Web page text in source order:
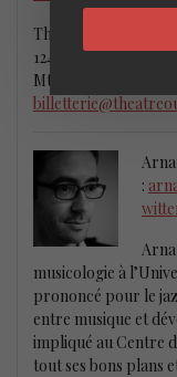
Théâtre Outremont
1248 Bernard O
Mtl, QC 514-495-9944
:
musicologie à
prononcé pour le
entre musique et
impliqué au Centre
tout ses bons plans